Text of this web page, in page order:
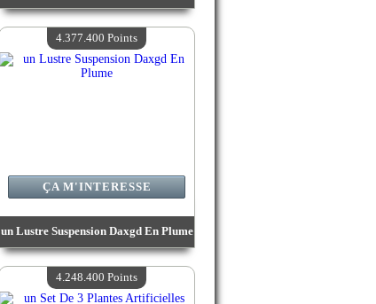
Valeur :4 452 600 Points
Quantité Disponible :4
un Lustre Suspension Daxgd En Plume
Valeur :4 377 400 Points
Quantité Disponible :4
ÇA M'INTERESSE
4.377.400 Points
4.248.400 Points